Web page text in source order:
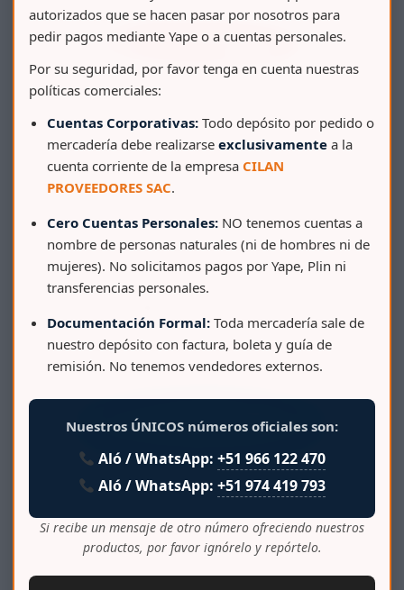
autorizados que se hacen pasar por nosotros para
pedir pagos mediante Yape o a cuentas personales.
Por su seguridad, por favor tenga en cuenta nuestras
políticas comerciales:
Cuentas Corporativas: Todo depósito por pedido o
mercadería debe realizarse exclusivamente a la
cuenta corriente de la empresa CILAN
PROVEEDORES SAC.
Cero Cuentas Personales: NO tenemos cuentas a
nombre de personas naturales (ni de hombres ni de
mujeres). No solicitamos pagos por Yape, Plin ni
transferencias personales.
Documentación Formal: Toda mercadería sale de
nuestro depósito con factura, boleta y guía de
remisión. No tenemos vendedores externos.
Nuestros ÚNICOS números oficiales son:
Aló / WhatsApp:+51 966 122 470
Aló / WhatsApp:+51 974 419 793
Si recibe un mensaje de otro número ofreciendo nuestros
productos, por favor ignórelo y repórtelo.